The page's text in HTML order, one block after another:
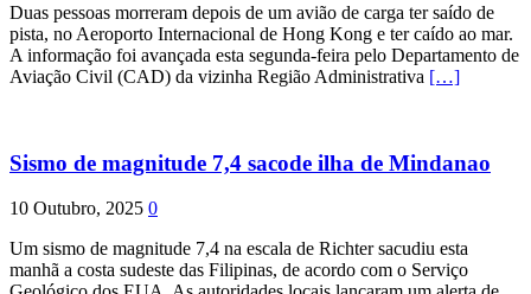
Duas pessoas morreram depois de um avião de carga ter saído de
pista, no Aeroporto Internacional de Hong Kong e ter caído ao mar.
A informação foi avançada esta segunda-feira pelo Departamento de
Aviação Civil (CAD) da vizinha Região Administrativa […]
Sismo de magnitude 7,4 sacode ilha de Mindanao
10 Outubro, 2025 0
Um sismo de magnitude 7,4 na escala de Richter sacudiu esta
manhã a costa sudeste das Filipinas, de acordo com o Serviço